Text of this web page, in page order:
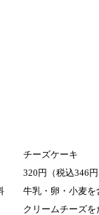
チーズケーキ
320円（税込346
牛乳・卵・小麦を
クリームチーズ